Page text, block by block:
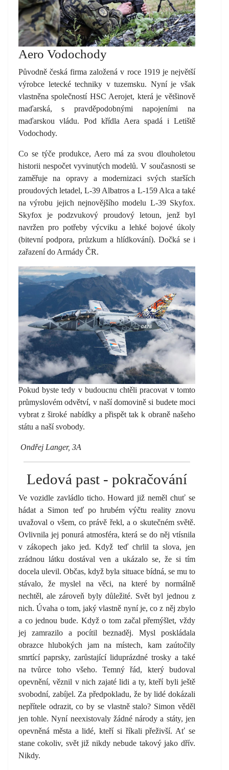
Aero Vodochody
Původně česká firma založená v roce 1919 je největší
výrobce letecké techniky v tuzemsku. Nyní je však
vlastněna společností HSC Aerojet, která je většinově
maďarská, s pravděpodobnými napojeními na
maďarskou vládu. Pod křídla Aera spadá i Letiště
Vodochody.
Co se týče produkce, Aero má za svou dlouholetou
historii nespočet vyvinutých modelů. V současnosti se
zaměřuje na opravy a modernizaci svých starších
proudových letadel, L-39 Albatros a L-159 Alca a také
na výrobu jejich nejnovějšího modelu L-39 Skyfox.
Skyfox je podzvukový proudový letoun, jenž byl
navržen pro potřeby výcviku a lehké bojové úkoly
(bitevní podpora, průzkum a hlídkování). Dočká se i
zařazení do Armády ČR.
Pokud byste tedy v budoucnu chtěli pracovat v tomto
průmyslovém odvětví, v naší domovině si budete moci
vybrat z široké nabídky a přispět tak k obraně našeho
státu a naší svobody.
Ondřej Langer, 3A
Ledová past - pokračování
Ve vozidle zavládlo ticho. Howard již neměl chuť se
hádat a Simon teď po hrubém výčtu reality znovu
uvažoval o všem, co právě řekl, a o skutečném světě.
Ovlivnila jej ponurá atmosféra, která se do něj vtísnila
v zákopech jako jed. Když teď chrlil ta slova, jen
zrádnou látku dostával ven a ukázalo se, že si tím
docela ulevil. Občas, když byla situace bídná, se mu to
stávalo, že myslel na věci, na které by normálně
nechtěl, ale zároveň byly důležité. Svět byl jednou z
nich. Úvaha o tom, jaký vlastně nyní je, co z něj zbylo
a co jednou bude. Když o tom začal přemýšlet, vždy
jej zamrazilo a pocítil beznaděj. Mysl poskládala
obrazce hlubokých jam na místech, kam zaútočily
smrtící paprsky, zarůstající liduprázdné trosky a také
na tvůrce toho všeho. Temný řád, který budoval
opevnění, věznil v nich zajaté lidi a ty, kteří byli ještě
svobodní, zabíjel. Za předpokladu, že by lidé dokázali
nepřítele odrazit, co by se vlastně stalo? Simon věděl
jen tohle. Nyní neexistovaly žádné národy a státy, jen
opevněná města a lidé, kteří si říkali přeživší. Ať se
stane cokoliv, svět již nikdy nebude takový jako dřív.
Nikdy.